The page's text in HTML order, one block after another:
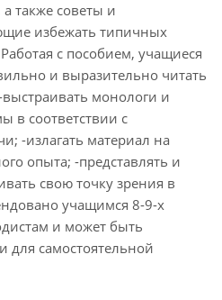
также советы и
избежать типичных
с пособием, учащиеся
и выразительно читать
выстраивать монологи и
в соответствии с
-излагать материал на
опыта; -представлять и
свою точку зрения в
учащимся 8-9-х
и может быть
для самостоятельной